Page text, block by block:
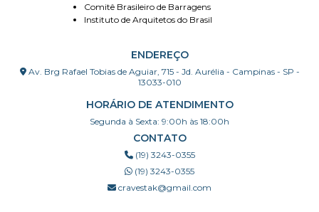
Comitê Brasileiro de Barragens
Instituto de Arquitetos do Brasil
ENDEREÇO
Av. Brg Rafael Tobias de Aguiar, 715 - Jd. Aurélia - Campinas - SP -
13033-010
HORÁRIO DE ATENDIMENTO
Segunda à Sexta: 9:00h às 18:00h
CONTATO
(19) 3243-0355
(19) 3243-0355
cravestak@gmail.com